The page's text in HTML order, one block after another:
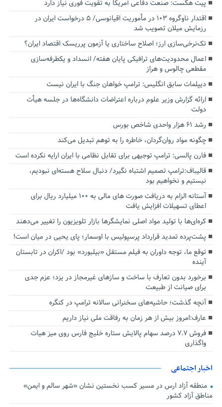
پیت هگست: صنعت دفاعی آمریکا به تقویت فوری نیاز دارد
اقتدار ناوگروه ۱۰۳ در مأموریت‌ اقیانوسی/ ۵ درخواست ایران در
رزمایش میلان تصویب شد
تک‌نرخی‌سازی ارز؛ اصلاح ساختاری یا آزمون پرریسک اقتصاد ایران؟
اعمال محدودیت‌های ترافیکی پایان هفته/ انسداد و یکطرفه‌سازی
مقطعی چالوس و هراز
دیپلمات سابق انگلیس:‌ ترامپ خواهان جنگ با ایران نیست
ارائه گزارش وزیر علوم درباره اعتراضات دانشگاه‌ها در جلسه هیأت
دولت
رشد ۶۱ هزار واحدی شاخص بورس
چگونه مواد روان‌گردان، خاطره را به توهم تبدیل می‌کند
فارن پالسی: ترامپ توجیهی برای تقابل نظامی با ایران ارایه نکرده است
قالیباف:ترامپ تصمیم اشتباه نگیرد/ دنبال سلاح هسته‌ای نبودیم،
نیستیم و نخواهیم بود
آستانه الزام به دریافت صورت های مالی به ۱۰۰ میلیارد ریال برای
اعطای تسهیلات افزایش یافت
کره‌ای‌ها با تولید مواد اصلی نمایشگرها بازار تلویزیون را تغییر می‌دهند
پشت‌پرده تمدید قرارداد پرسپولیس با اوسمار؛ پای یحیی در میان است!
توقع ما، توجه داوران به فیلم مستقل «بیلبورد» بود /اکران در تابستان
آینده
برخورد بدون تعارف با ساخت‌ و سازهای غیرمجاز در یزد؛ عزم جدی
برای صیانت از طبیعت
آنچه گذشت؛ حاشیه‌های سخنرانی سالانه ترامپ در کنگره
عارف:امروز بیش از هر زمان به رفاقت ملی نیاز داریم
فروش ۷.۷ درصد سهام پالایش ستاره خلیج فارس روی میز هیات
واگذاری
اخبار اجتماعی
منطقه آزاد ارس در مسیر کسب نخستین نشان «شهر سالم و ایمن»
مناطق آزاد کشور